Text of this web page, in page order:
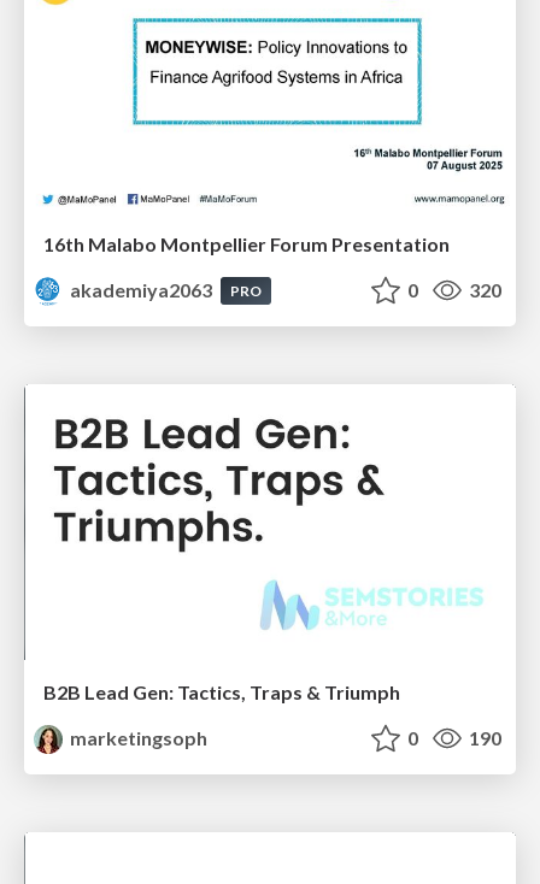
16th Malabo Montpellier Forum Presentation
akademiya2063
PRO 0 320
B2B Lead Gen: Tactics, Traps & Triumph
marketingsoph
0 190